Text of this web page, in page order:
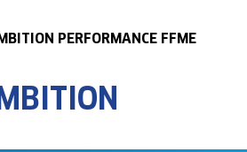
PERFORMANCE FFME